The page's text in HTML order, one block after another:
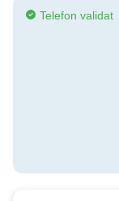
Telefon validat